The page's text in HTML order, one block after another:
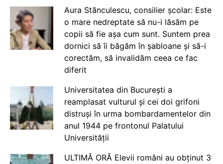
Aura Stănculescu, consilier școlar: Este
o mare nedreptate să nu-i lăsăm pe
copii să fie așa cum sunt. Suntem prea
dornici să îi băgăm în șabloane și să-i
corectăm, să invalidăm ceea ce fac
diferit
Universitatea din București a
reamplasat vulturul și cei doi grifoni
distruși în urma bombardamentelor din
anul 1944 pe frontonul Palatului
Universității
ULTIMĂ ORĂ Elevii români au obținut 3